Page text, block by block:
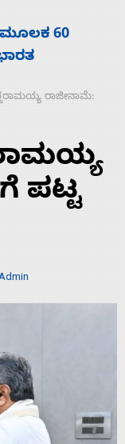
ನಡೆಸಲು
ರಾಜೀನಾಮೆ:
ಪಟ್ಟ